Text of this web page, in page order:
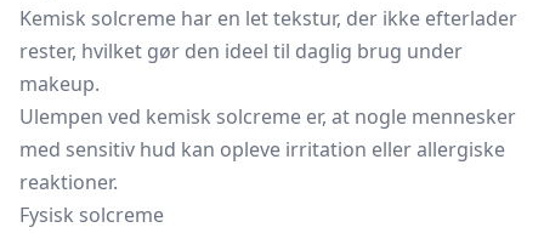
Kemisk solcreme har en let tekstur, der ikke efterlader
rester, hvilket gør den ideel til daglig brug under
makeup.
Ulempen ved kemisk solcreme er, at nogle mennesker
med sensitiv hud kan opleve irritation eller allergiske
reaktioner.
Fysisk solcreme